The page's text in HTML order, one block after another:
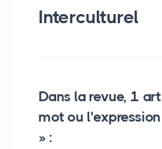
Interculturel
Dans la revue, 1
mot ou
» :